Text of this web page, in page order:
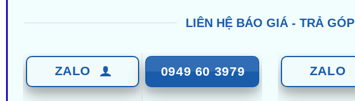
LIÊN HỆ BÁO GIÁ - TRẢ GÓP
ZALO 0949 60 3979 ZALO